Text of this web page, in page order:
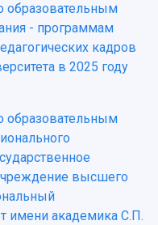
образовательным
- программам
кадров
в 2025 году
образовательным
высшего
имени академика С.П.